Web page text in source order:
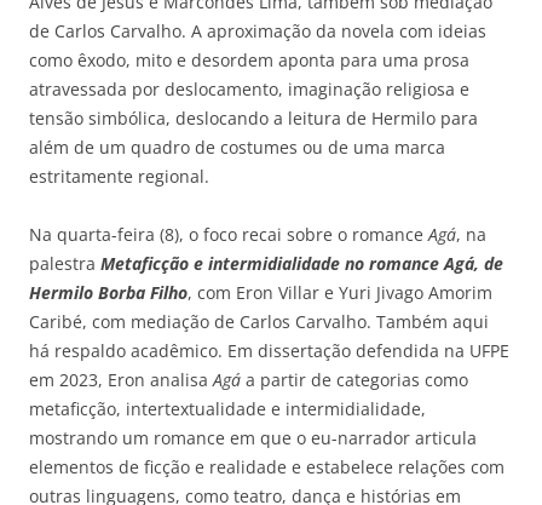
de Carlos Carvalho. A aproximação da novela com ideias
como êxodo, mito e desordem aponta para uma prosa
atravessada por deslocamento, imaginação religiosa e
tensão simbólica, deslocando a leitura de Hermilo para
além de um quadro de costumes ou de uma marca
estritamente regional.
Na quarta-feira (8), o foco recai sobre o romanceAgá, na
palestra Metaficção e intermidialidade no romance Agá, de
Hermilo Borba Filho, com Eron Villar e Yuri Jivago Amorim
Caribé, com mediação de Carlos Carvalho. Também aqui
há respaldo acadêmico. Em dissertação defendida na UFPE
em 2023, Eron analisaAgá a partir de categorias como
metaficção, intertextualidade e intermidialidade,
mostrando um romance em que o eu-narrador articula
elementos de ficção e realidade e estabelece relações com
outras linguagens, como teatro, dança e histórias em